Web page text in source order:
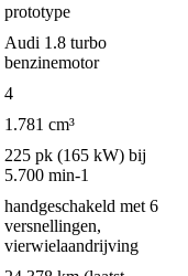
prototype
Audi 1.8 turbo
benzinemotor
4
1.781 cm³
225 pk (165 kW) bij
5.700 min-1
handgeschakeld met 6
versnellingen,
vierwielaandrijving